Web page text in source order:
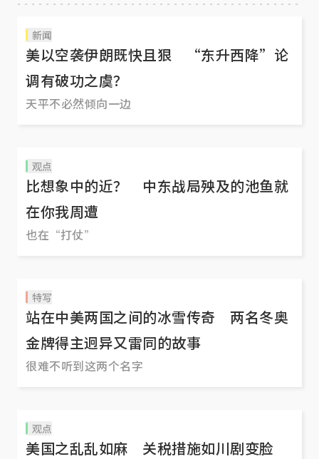
新闻
美以空袭伊朗既快且狠 “东升西降”论
调有破功之虞？
天平不必然倾向一边
观点
比想象中的近？ 中东战局殃及的池鱼就
在你我周遭
也在“打仗”
特写
站在中美两国之间的冰雪传奇 两名冬奥
金牌得主迥异又雷同的故事
很难不听到这两个名字
观点
美国之乱乱如麻 关税措施如川剧变脸